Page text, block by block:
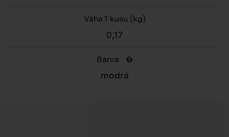
Váha 1 kusu (kg)
0,17
Barva
modrá